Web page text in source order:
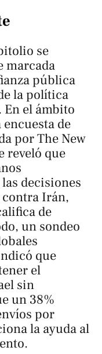
se
marcada
pública
la política
el ámbito
de
porThe New
reveló que
decisiones
contra Irán,
de
un sondeo
que
el
sin
un 38%
por
la ayuda al